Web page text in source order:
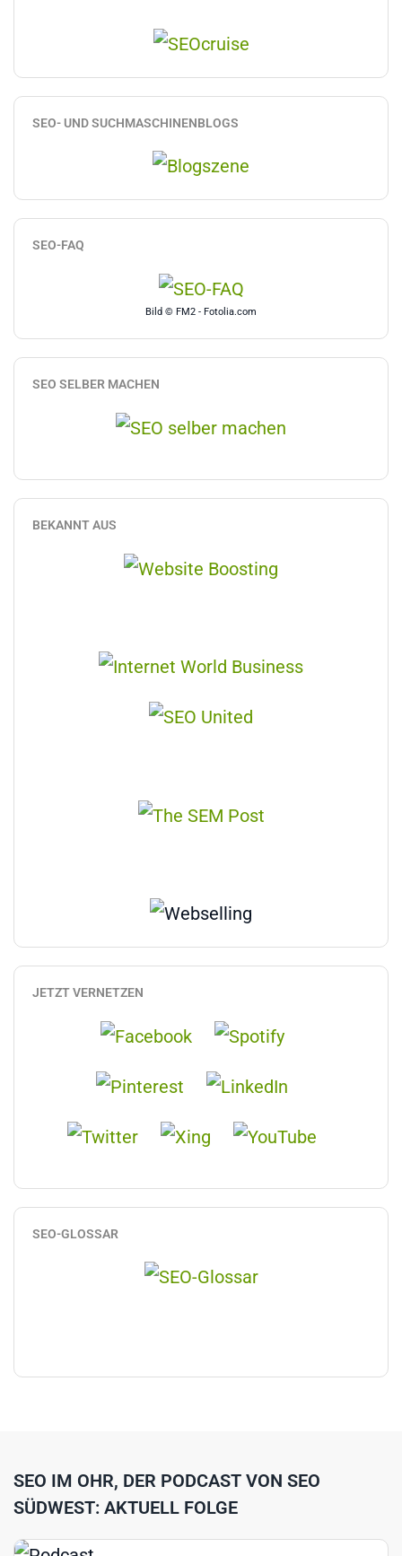
SEO- UND SUCHMASCHINENBLOGS
SEO-FAQ
Bild © FM2 - Fotolia.com
SEO SELBER MACHEN
BEKANNT AUS
JETZT VERNETZEN
SEO-GLOSSAR
SEO IM OHR, DER PODCAST VON SEO
SÜDWEST: AKTUELL FOLGE